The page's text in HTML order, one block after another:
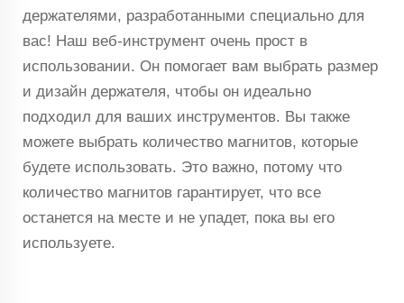
держателями, разработанными специально для
вас! Наш веб-инструмент очень прост в
использовании. Он помогает вам выбрать размер
и дизайн держателя, чтобы он идеально
подходил для ваших инструментов. Вы также
можете выбрать количество магнитов, которые
будете использовать. Это важно, потому что
количество магнитов гарантирует, что все
останется на месте и не упадет, пока вы его
используете.